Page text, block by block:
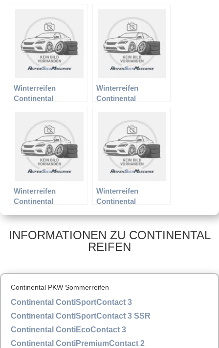
Winterreifen
Continental
Winterreifen
Continental
Winterreifen
Continental
TS 810
Winterreifen
Continental
XL TS 810
INFORMATIONEN ZU CONTINENTAL
REIFEN
Continental PKW Sommerreifen
Continental ContiSportContact 3
Continental ContiSportContact 3 SSR
Continental ContiEcoContact 3
Continental ContiPremiumContact 2